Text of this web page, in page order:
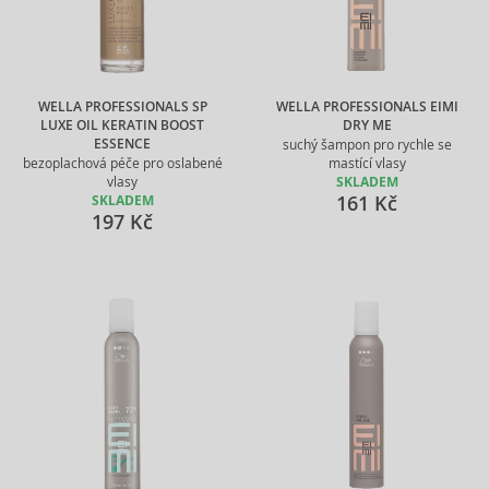
WELLA PROFESSIONALS SP
LUXE OIL KERATIN BOOST
ESSENCE
bezoplachová péče pro oslabené
vlasy
SKLADEM
197 Kč
WELLA PROFESSIONALS EIMI
DRY ME
suchý šampon pro rychle se
mastící vlasy
SKLADEM
161 Kč